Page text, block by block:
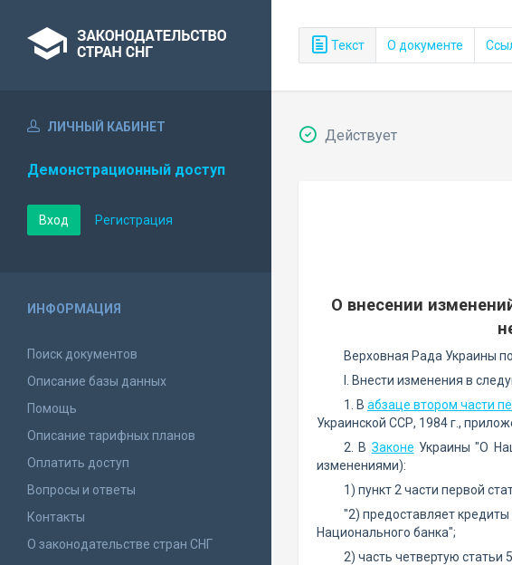
Текст О документе
ЛИЧНЫЙ КАБИНЕТ
Демонстрационный доступ
Вход Регистрация
ИНФОРМАЦИЯ
Поиск документов
Описание базы данных
Помощь
Описание тарифных планов
Оплатить доступ
Вопросы и ответы
Контакты
О законодательстве стран СНГ
Действует
О внесении
Верховная Рада Украины
I. Внести изменения в
1. В абзаце втором части
Украинской ССР, 1984 г.,
2. В Законе Украины "О
изменениями):
1) пункт 2 части первой
"2) предоставляет
Национального банка";
2) часть четвертую